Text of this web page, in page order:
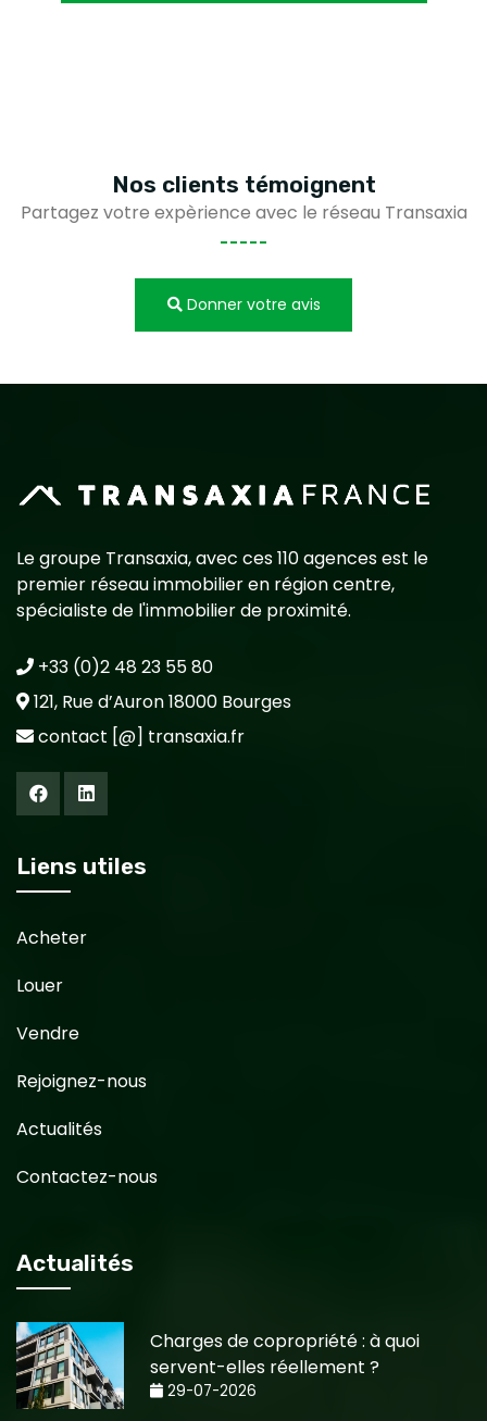
Nos clients témoignent
Partagez votre expèrience avec le réseau Transaxia
Donner votre avis
Le groupe Transaxia, avec ces 110 agences est le
premier réseau immobilier en région centre,
spécialiste de l'immobilier de proximité.
+33 (0)2 48 23 55 80
121, Rue d’Auron 18000 Bourges
contact [@] transaxia.fr
Liens utiles
Acheter
Louer
Vendre
Rejoignez-nous
Actualités
Contactez-nous
Actualités
Charges de copropriété : à quoi
servent-elles réellement ?
29-07-2026